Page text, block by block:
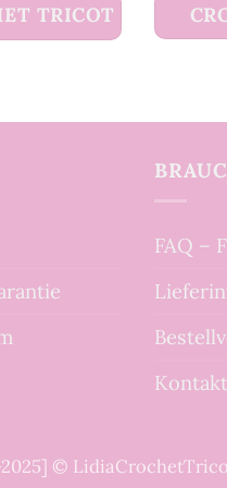
TRICOT
FAQ –
Kontakt
2025] ©